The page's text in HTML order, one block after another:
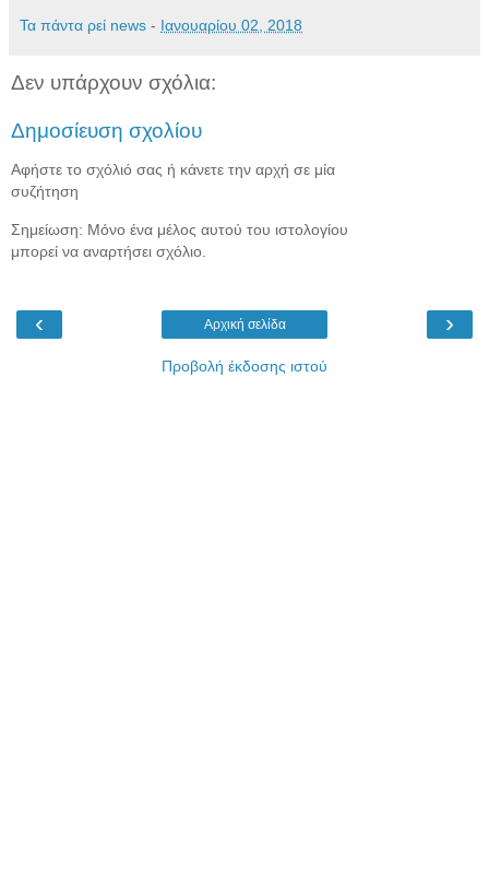
Τα πάντα ρεί news - Ιανουαρίου 02, 2018
Δεν υπάρχουν σχόλια:
Δημοσίευση σχολίου
Αφήστε το σχόλιό σας ή κάνετε την αρχή σε μία
συζήτηση
Σημείωση: Μόνο ένα μέλος αυτού του ιστολογίου
μπορεί να αναρτήσει σχόλιο.
‹ ›
Αρχική σελίδα
Προβολή έκδοσης ιστού